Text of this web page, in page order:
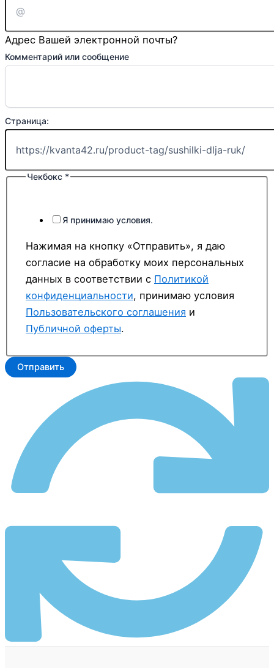
Адрес Вашей электронной почты?
Комментарий или сообщение
Страница:
сообщение
Страница:
Чекбокс *
Я принимаю условия.
Нажимая на кнопку «Отправить», я даю
согласие на обработку моих персональных
данных в соответствии с Политикой
конфиденциальности, принимаю условия
Пользовательского соглашения и
Публичной оферты.
Отправить